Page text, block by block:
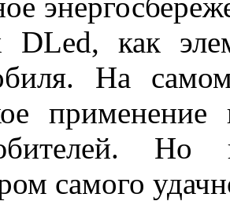
DLed, как
На
Но
самого